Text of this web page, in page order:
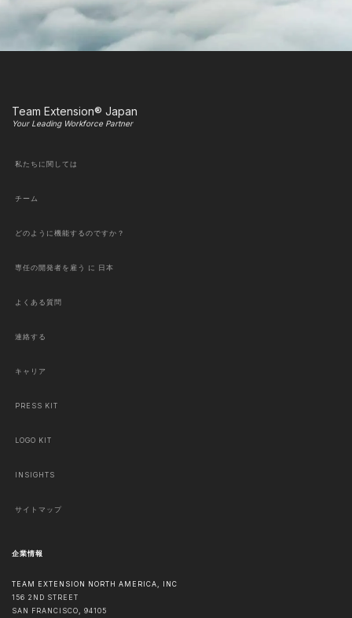
Team Extension® Japan
Your Leading Workforce Partner
私たちに関しては
チーム
どのように機能するのですか？
専任の開発者を雇う に 日本
よくある質問
連絡する
キャリア
PRESS KIT
LOGO KIT
INSIGHTS
サイトマップ
企業情報
TEAM EXTENSION NORTH AMERICA, INC
156 2ND STREET
SAN FRANCISCO, 94105